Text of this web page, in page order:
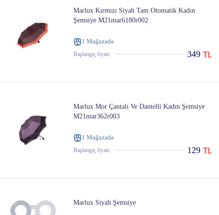
Marlux Kırmızı Siyah Tam Otomatik Kadın
Şemsiye M21mar6180r002
1 Mağazada
Başlangıç ​​fiyatı: 349
Marlux Mor Çantalı Ve Dantelli Kadın Şemsiye
M21mar362r003
1 Mağazada
Başlangıç ​​fiyatı: 129
Marlux Siyah Şemsiye